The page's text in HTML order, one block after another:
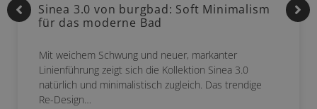
Sinea 3.0 von burgbad: Soft Minimalism
für das moderne Bad
Mit weichem Schwung und neuer, markanter
Linienführung zeigt sich die Kollektion Sinea 3.0
natürlich und minimalistisch zugleich. Das trendige
Re-Design…